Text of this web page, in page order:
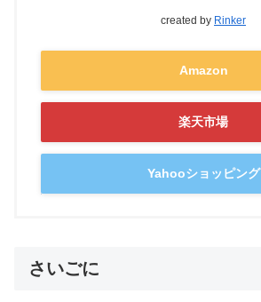
created by Rinker
Amazon
楽天市場
Yahooショッピング
さいごに